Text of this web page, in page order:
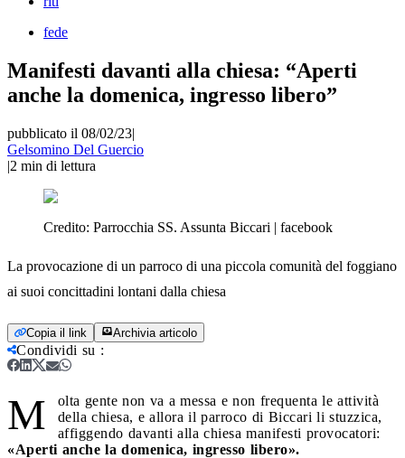
fede
Manifesti davanti alla chiesa: “Aperti
anche la domenica, ingresso libero”
pubblicato il 08/02/23|
Gelsomino Del Guercio
|2 min di lettura
Credito: Parrocchia SS. Assunta Biccari | facebook
La provocazione di un parroco di una piccola comunità del foggiano
ai suoi concittadini lontani dalla chiesa
Copia il link Archivia articolo
Condividi su :
M
olta gente non va a messa e non frequenta le attività
della chiesa, e allora il parroco di Biccari li stuzzica,
affiggendo davanti alla chiesa manifesti provocatori:
«Aperti anche la domenica, ingresso libero».